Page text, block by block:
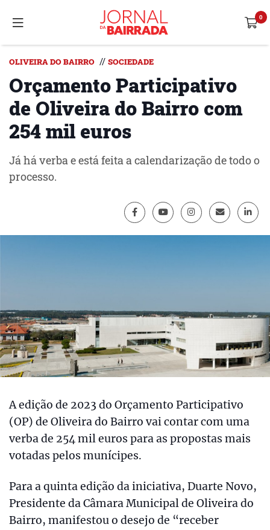
OLIVEIRA DO BAIRRO // SOCIEDADE
Orçamento Participativo
de Oliveira do Bairro com
254 mil euros
Já há verba e está feita a calendarização de todo o
processo.
A edição de 2023 do Orçamento Participativo
(OP) de Oliveira do Bairro vai contar com uma
verba de 254 mil euros para as propostas mais
votadas pelos munícipes.
Para a quinta edição da iniciativa, Duarte Novo,
Presidente da Câmara Municipal de Oliveira do
Bairro, manifestou o desejo de “receber